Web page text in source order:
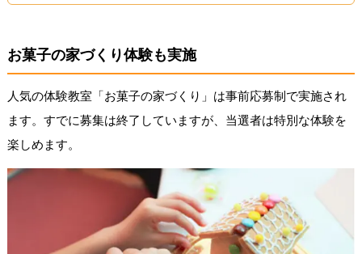
お菓子の家づくり体験も実施
人気の体験教室「お菓子の家づくり」は事前応募制で実施され
ます。すでに募集は終了していますが、当選者は特別な体験を
楽しめます。